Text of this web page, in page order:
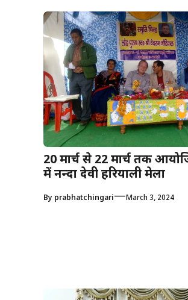
20 मार्च से 22 मार्च तक
में नन्दा देवी हरियाली मेला
By prabhatchingari—March 3, 2024